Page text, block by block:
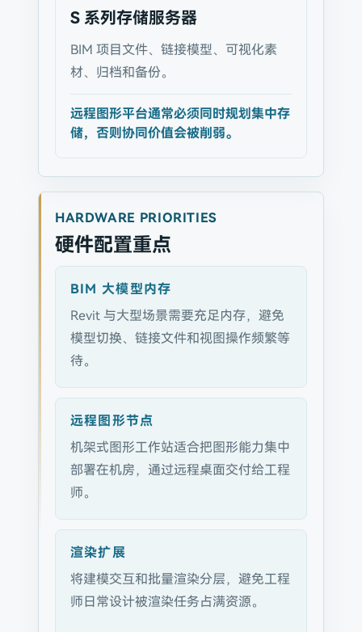
S 系列存储服务器
BIM 项目文件、链接模型、可视化素
材、归档和备份。
远程图形平台通常必须同时规划集中存
储，否则协同价值会被削弱。
HARDWARE PRIORITIES
硬件配置重点
BIM 大模型内存
Revit 与大型场景需要充足内存，避免
模型切换、链接文件和视图操作频繁等
待。
远程图形节点
机架式图形工作站适合把图形能力集中
部署在机房，通过远程桌面交付给工程
师。
渲染扩展
将建模交互和批量渲染分层，避免工程
师日常设计被渲染任务占满资源。